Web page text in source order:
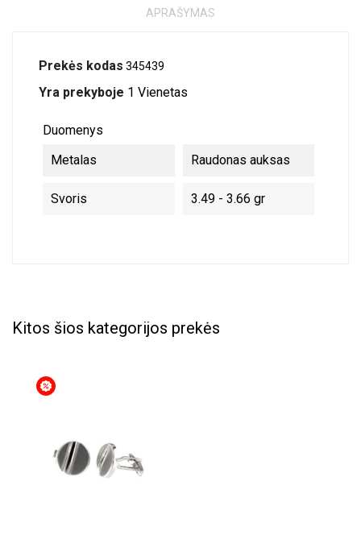
APRAŠYMAS
Prekės kodas 345439
Yra prekyboje 1 Vienetas
Duomenys
Metalas
Raudonas auksas
Svoris 3.49 - 3.66 gr
Kitos šios kategorijos prekės